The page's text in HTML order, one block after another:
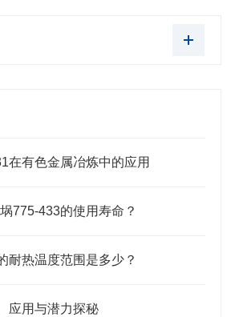
在有色金属冶炼中的应用
775-433的使用寿命？
耐热温度范围是多少？
应用与潜力探秘